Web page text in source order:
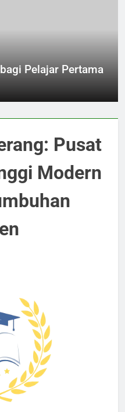
Pelajar Pertama
Pusat
Modern